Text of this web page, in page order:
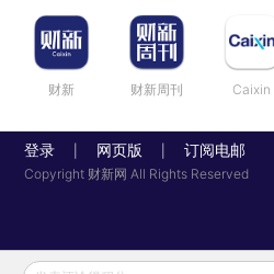
财新 财新周刊 Caixin
登录 网页版 订阅电邮
Copyright 财新网 All Rights Reserved